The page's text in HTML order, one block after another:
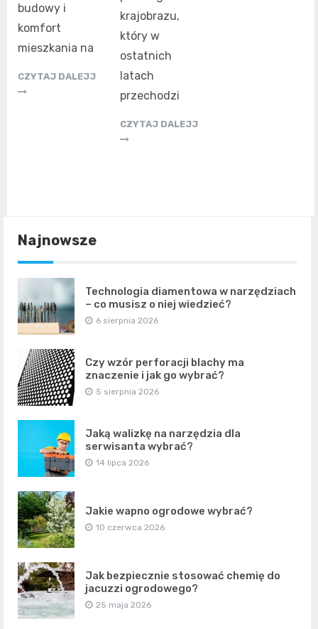
budowy i
komfort
mieszkania na
CZYTAJ DALEJJ
krajobrazu,
który w
ostatnich
latach
przechodzi
CZYTAJ DALEJJ
Najnowsze
Technologia diamentowa w narzędziach
– co musisz o niej wiedzieć?
6 sierpnia 2026
Czy wzór perforacji blachy ma
znaczenie i jak go wybrać?
5 sierpnia 2026
Jaką walizkę na narzędzia dla
serwisanta wybrać?
14 lipca 2026
Jakie wapno ogrodowe wybrać?
10 czerwca 2026
Jak bezpiecznie stosować chemię do
jacuzzi ogrodowego?
25 maja 2026